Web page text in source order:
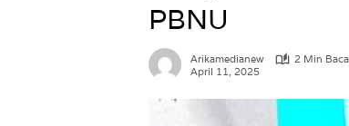
PBNU
Arikamedianew
2 Min Baca
April 11, 2025